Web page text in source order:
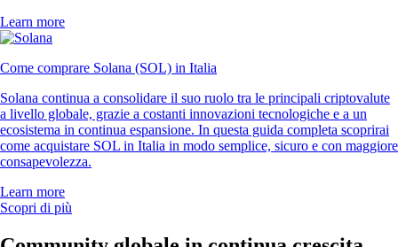
Learn more
Come comprare Solana (SOL) in Italia
Solana continua a consolidare il suo ruolo tra le principali criptovalute
a livello globale, grazie a costanti innovazioni tecnologiche e a un
ecosistema in continua espansione. In questa guida completa scoprirai
come acquistare SOL in Italia in modo semplice, sicuro e con maggiore
consapevolezza.
Learn more
Scopri di più